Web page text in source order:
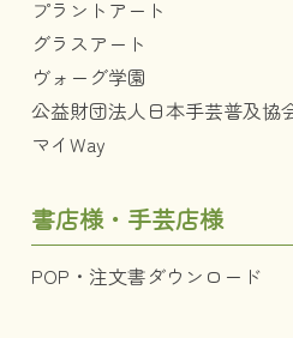
プラントアート
グラスアート
ヴォーグ学園
公益財団法人日本手芸普及協
マイWay
書店様・手芸店様
POP・注文書ダウンロード